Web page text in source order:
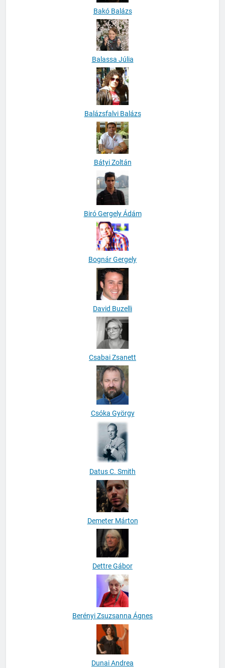
Bakó Balázs
Balassa Júlia
Balázsfalvi Balázs
Bátyi Zoltán
Biró Gergely Ádám
Bognár Gergely
David Buzelli
Csabai Zsanett
Csóka György
Datus C. Smith
Demeter Márton
Dettre Gábor
Berényi Zsuzsanna Ágnes
Dunai Andrea